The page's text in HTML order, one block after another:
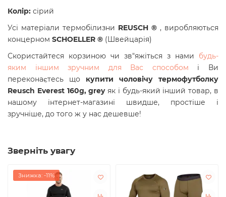
Колір: сірий
Усі матеріали термобілизни REUSCH ® , виробляються
концерном SCHOELLER ® (Швейцарія)
Скористайтеся корзиною чи зв"яжіться з нами будь-
яким іншим зручним для Вас способом і Ви
переконаєтесь що купити чоловічу термофутболку
Reusch Everest 160g, grey як і будь-який інший товар, в
нашому інтернет-магазині швидше, простіше і
зручніше, до того ж у нас дешевше!
Зверніть увагу
Знижка: -11%